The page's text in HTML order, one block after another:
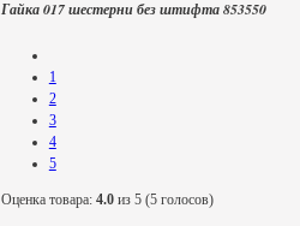
Гайка 017 шестерни без штифта 853550
1
2
3
4
5
Оценка товара: 4.0из 5 (5 голосов)